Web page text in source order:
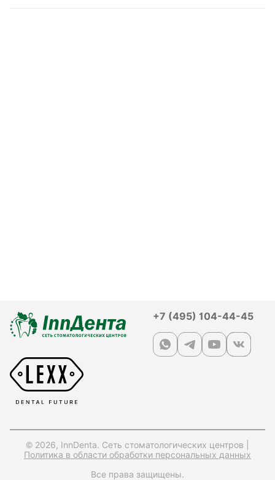
+7 (495) 104-44-45
© 2026, InnDenta. Сеть стоматологических центров |
Политика в области обработки персональных данных
Все права защищены.